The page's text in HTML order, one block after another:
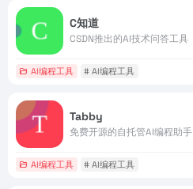
C知道
CSDN推出的AI技术问答工具
AI编程工具 # AI编程工具
Tabby
免费开源的自托管AI编程助手
AI编程工具 # AI编程工具